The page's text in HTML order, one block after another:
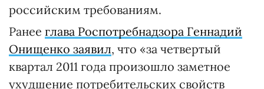
российским требованиям.
Ранее глава Роспотребнадзора Геннадий
Онищенко заявил, что «за четвертый
квартал 2011 года произошло заметное
ухудшение потребительских свойств